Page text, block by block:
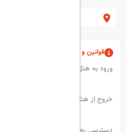
قوانین و مقررات
ورود به هتل : ساعت 2 بعدازظهر
خروج از هتل : ساعت 12 ظهر